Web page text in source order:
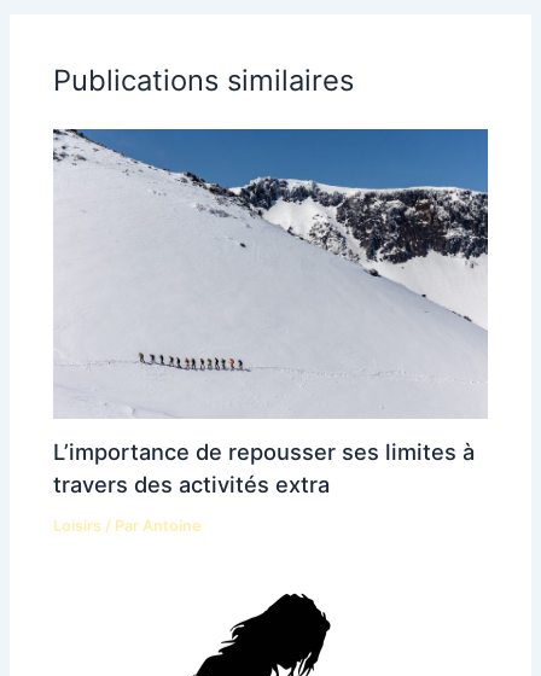
Publications similaires
L’importance de repousser ses limites à
travers des activités extra
Loisirs / ParAntoine